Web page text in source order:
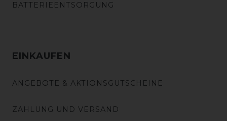
BATTERIEENTSORGUNG
EINKAUFEN
ANGEBOTE & AKTIONSGUTSCHEINE
ZAHLUNG UND VERSAND